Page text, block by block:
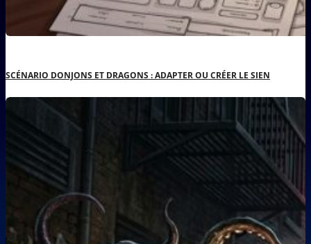
SCÉNARIO DONJONS ET DRAGONS : ADAPTER OU CRÉER LE SIEN